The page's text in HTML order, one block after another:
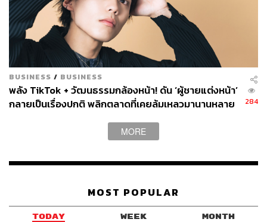
Editor’s Pick
Hourglass Caution Extreme Lash Mascara Ultra
Black จัดเต็มเพิ่มความหนาให้ขนตางอนเด้งสุดๆ ด้วย
มาสคาร่าที่มีนวัตกรรมแปรงปัด 4D Amplifier
ความหนาให้ขนตาตั้งแต่โคนจรดปลาย เนื้อมาสคาร่า
จะช่วยเคลือบขนตาไปในตัว ทำให้ติดทนไม่หลุดล่อน
ระหว่างวัน (1,200 บาท)
BUSINESS / BUSINESS
พลัง TikTok + วัฒนธรรมกล้องหน้า! ดัน ‘ผู้ชายแต่งหน้า’
กลายเป็นเรื่องปกติ พลิกตลาดที่เคยล้มเหลวมานานหลาย
284
MORE
MOST POPULAR
TODAY WEEK MONTH